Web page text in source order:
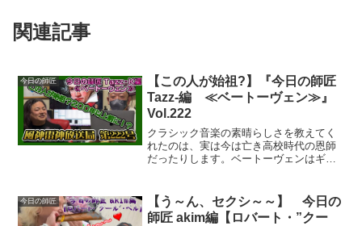
関連記事
今日の師匠
【この人が始祖?】『今日の師匠
Tazz-編 ≪ベートーヴェン≫』
Vol.222
クラシック音楽の素晴らしさを教えてく
れたのは、実は今は亡き高校時代の恩師
だったりします。ベートーヴェンはギタ
今日の師匠
【う～ん、セクシ～～】 今日の
師匠 akim編【ロバート・”クー